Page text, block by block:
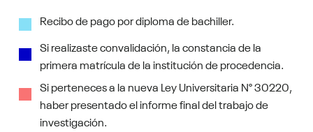
Recibo de pago por diploma de bachiller.
Si realizaste convalidación, la constancia de la
primera matrícula de la institución de procedencia.
Si perteneces a la nueva Ley Universitaria N° 30220,
haber presentado el informe final del trabajo de
investigación.